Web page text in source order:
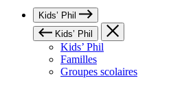
Kids’ Phil
Kids’ Phil
Kids’ Phil
Familles
Groupes scolaires